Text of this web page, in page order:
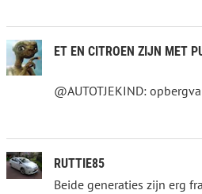
ET EN CITROEN ZIJN MET
@AUTOTJEKIND:
RUTTIE85
Beide generaties zijn erg